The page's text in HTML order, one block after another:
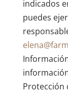
indicados
puedes
Protección